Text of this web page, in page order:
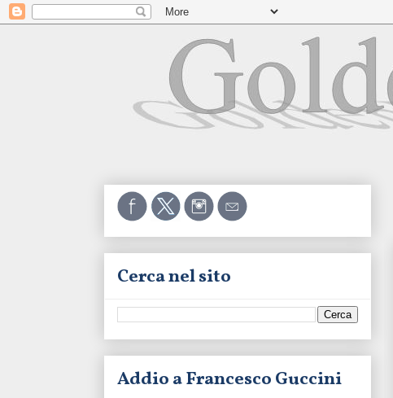
Cerca nel sito
Addio a Francesco Guccini